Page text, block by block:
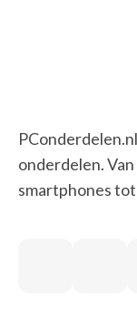
onderdelen.
smartphones